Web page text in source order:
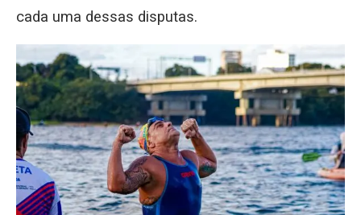
cada uma dessas disputas.